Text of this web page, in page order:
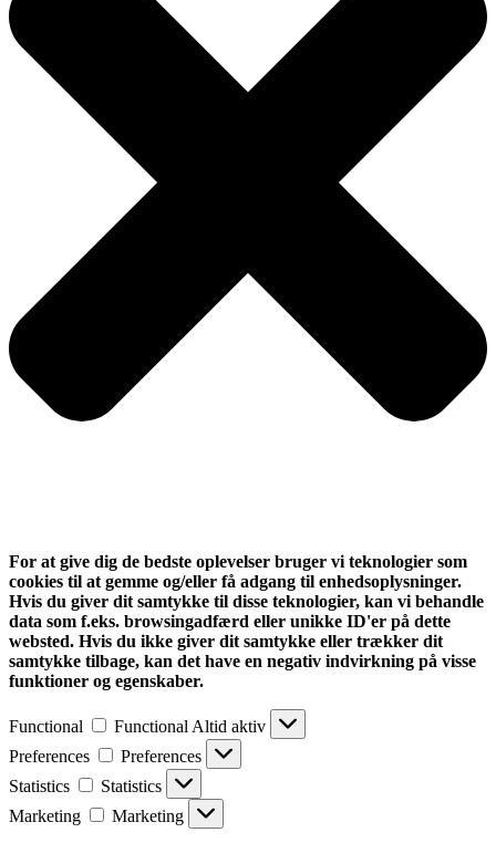
For at give dig de bedste oplevelser bruger vi teknologier som
cookies til at gemme og/eller få adgang til enhedsoplysninger.
Hvis du giver dit samtykke til disse teknologier, kan vi behandle
data som f.eks. browsingadfærd eller unikke ID'er på dette
websted. Hvis du ikke giver dit samtykke eller trækker dit
samtykke tilbage, kan det have en negativ indvirkning på visse
funktioner og egenskaber.
Functional Functional Altid aktiv
Preferences
Preferences
Statistics
Statistics
Marketing
Marketing